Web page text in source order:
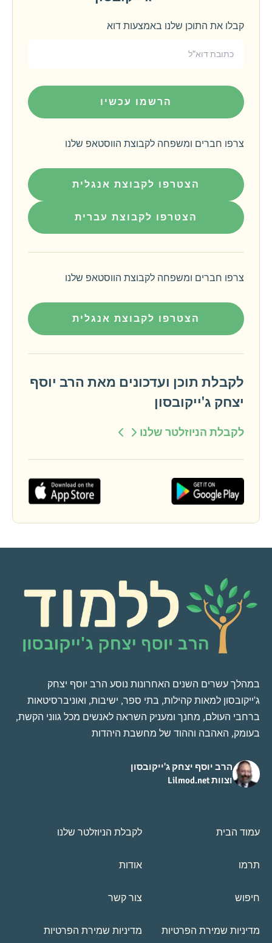
קבלו את התוכן שלנו באמצעות דוא
הרשמו עכשיו
צרפו חברים ומשפחה לקבוצת הווסטאפ שלנו
הצטרפו לקבוצת אנגלית
הצטרפו לקבוצת עברית
צרפו חברים ומשפחה לקבוצת הווסטאפ שלנו
הצטרפו לקבוצת אנגלית
לקבלת תוכן ועדכונים מאת הרב יוסף
יצחק ג'ייקובסון
לקבלת הניוזלטר שלנו
במהלך עשרים השנים האחרונות נוסע הרב יוסף יצחק
ג'ייקובסון למאות קהילות, בתי ספר, ישיבות, ואוניברסיטאות
ברחבי העולם, מחנך ומעניק השראה לאנשים מכל גווני הקשת,
בעומק, האהבה וההוד של מחשבת היהדות
הרב יוסף יצחק ג'ייקובסון
וצוות Lilmod.net
עמוד הבית לקבלת הניוזלטר שלנו
תרמו אודות
חיפוש צור קשר
מדיניות שמירת הפרטיות מדיניות שמירת הפרטיות